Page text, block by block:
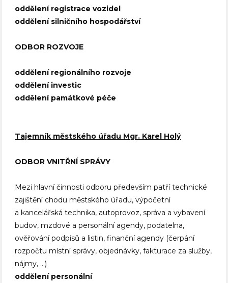
oddělení registrace vozidel
oddělení silničního hospodářství
ODBOR ROZVOJE
oddělení regionálního rozvoje
oddělení investic
oddělení památkové péče
Tajemník městského úřadu Mgr. Karel Holý
ODBOR VNITŘNÍ SPRÁVY
Mezi hlavní činnosti odboru především patří technické
zajištění chodu městského úřadu, výpočetní
a kancelářská technika, autoprovoz, správa a vybavení
budov, mzdové a personální agendy, podatelna,
ověřování podpisů a listin, finanční agendy (čerpání
rozpočtu místní správy, objednávky, fakturace za služby,
nájmy, …)
oddělení personální